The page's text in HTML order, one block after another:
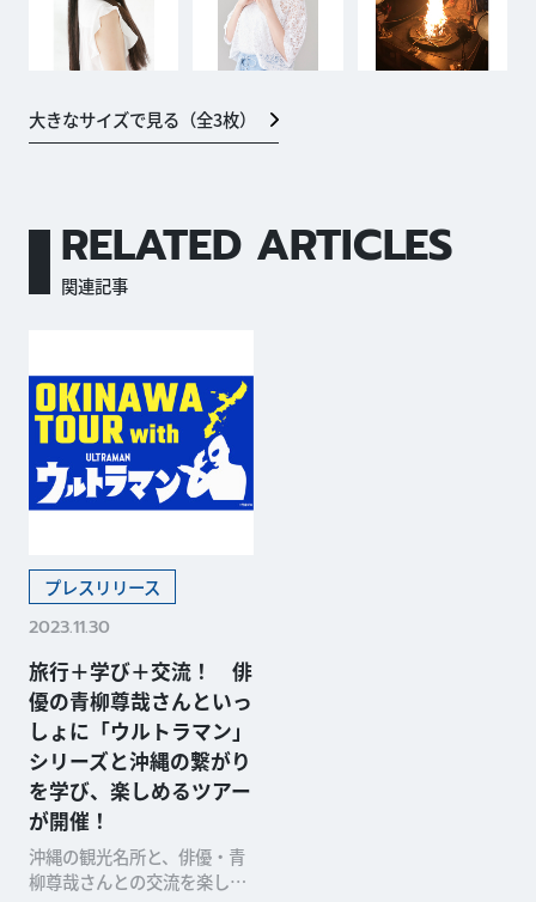
大きなサイズで見る（全3枚）
RELATED ARTICLES
関連記事
プレスリリース
2023.11.30
旅行＋学び＋交流！ 俳
優の青柳尊哉さんといっ
しょに「ウルトラマン」
シリーズと沖縄の繋がり
を学び、楽しめるツアー
が開催！
沖縄の観光名所と、俳優・青
柳尊哉さんとの交流を楽しみ